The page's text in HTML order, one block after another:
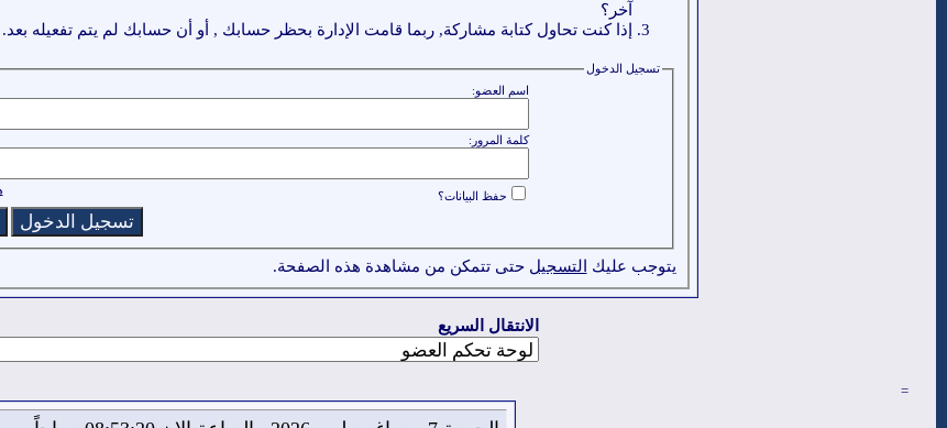
آخر؟
إذا كنت تحاول كتابة مشاركة, ربما قامت الإدارة بحظر حسابك , أو أن حسابك لم يتم تفعيله بعد.
تسجيل الدخول
اسم العضو:
كلمة المرور:
حفظ البيانات؟
يتوجب عليك التسجيل حتى تتمكن من مشاهدة هذه الصفحة.
الانتقال السريع
=